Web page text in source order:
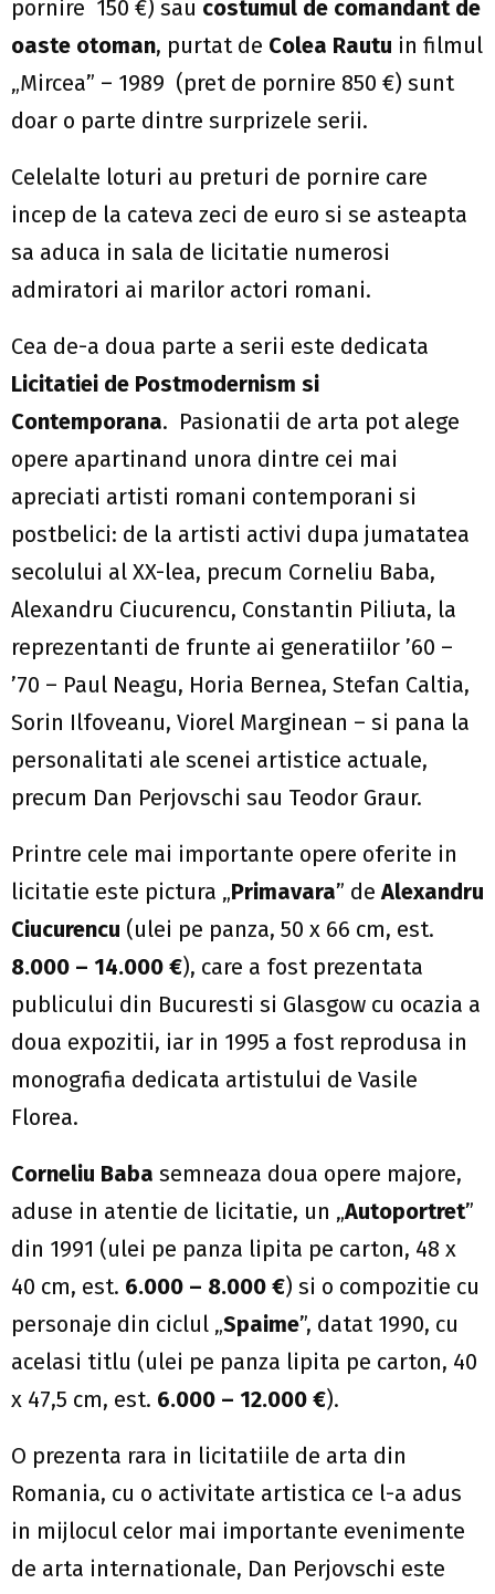
pornire 150 €) sau costumul de comandant de
oaste otoman, purtat de Colea Rautu in filmul
„Mircea” – 1989 (pret de pornire 850 €) sunt
doar o parte dintre surprizele serii.
Celelalte loturi au preturi de pornire care
incep de la cateva zeci de euro si se asteapta
sa aduca in sala de licitatie numerosi
admiratori ai marilor actori romani.
Cea de-a doua parte a serii este dedicata
Licitatiei de Postmodernism si
Contemporana. Pasionatii de arta pot alege
opere apartinand unora dintre cei mai
apreciati artisti romani contemporani si
postbelici: de la artisti activi dupa jumatatea
secolului al XX-lea, precum Corneliu Baba,
Alexandru Ciucurencu, Constantin Piliuta, la
reprezentanti de frunte ai generatiilor ’60 –
’70 – Paul Neagu, Horia Bernea, Stefan Caltia,
Sorin Ilfoveanu, Viorel Marginean – si pana la
personalitati ale scenei artistice actuale,
precum Dan Perjovschi sau Teodor Graur.
Printre cele mai importante opere oferite in
licitatie este pictura „Primavara” deAlexandru
Ciucurencu (ulei pe panza, 50 x 66 cm, est.
8.000 – 14.000 €), care a fost prezentata
publicului din Bucuresti si Glasgow cu ocazia a
doua expozitii, iar in 1995 a fost reprodusa in
monografia dedicata artistului de Vasile
Florea.
Corneliu Baba semneaza doua opere majore,
aduse in atentie de licitatie, un „Autoportret”
din 1991 (ulei pe panza lipita pe carton, 48 x
40 cm, est. 6.000 – 8.000 €) si o compozitie cu
personaje din ciclul „Spaime”, datat 1990, cu
acelasi titlu (ulei pe panza lipita pe carton, 40
x 47,5 cm, est. 6.000 – 12.000 €).
O prezenta rara in licitatiile de arta din
Romania, cu o activitate artistica ce l-a adus
in mijlocul celor mai importante evenimente
de arta internationale, Dan Perjovschi este